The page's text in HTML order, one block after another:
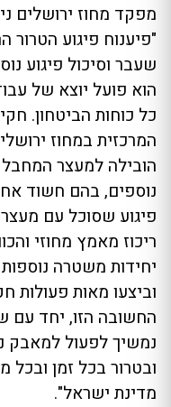
מפקד מחוז ירושלים
"פיענוח פיגוע
שעבר וסיכול פיגוע
הוא פועל יוצא של
כל כוחות הביטחון.
המרכזית במחוז
הובילה למעצר
נוספים, בהם חשוד
פיגוע שסוכל עם
ריכוז מאמץ מחוזי
יחידות משטרה
וביצעו מאות פעולות
החשובה הזו, יחד עם
נמשיך לפעול למאבק
ובטרור בכל זמן ובכל
מדינת ישראל".